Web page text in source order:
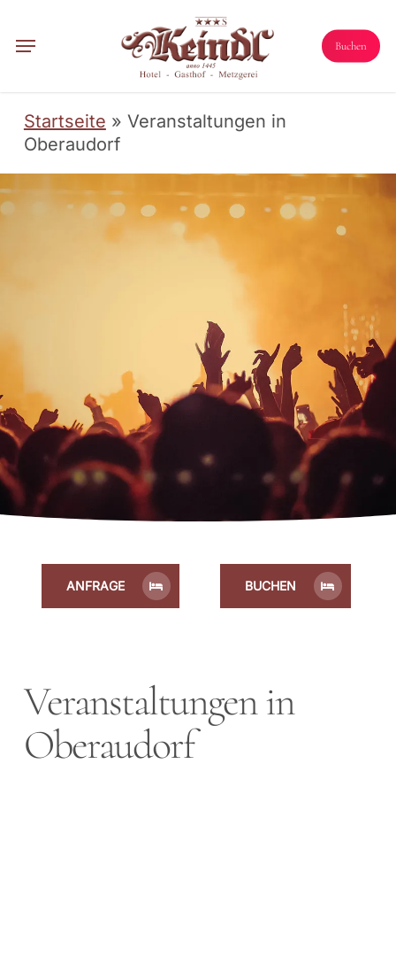
main
Buchen
Menu
Startseite » Veranstaltungen in
Oberaudorf
ANFRAGE BUCHEN
Veranstaltungen in
Oberaudorf